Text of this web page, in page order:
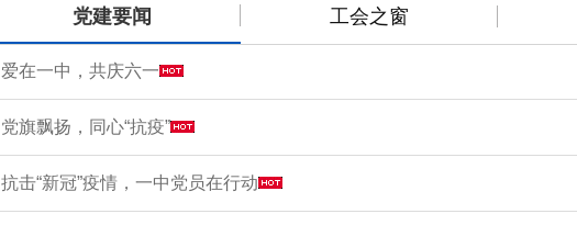
党建要闻 工会之窗
爱在一中，共庆六一
党旗飘扬，同心“抗疫”
抗击“新冠”疫情，一中党员在行动